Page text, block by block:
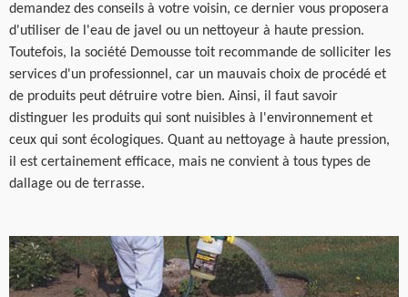
demandez des conseils à votre voisin, ce dernier vous proposera
d'utiliser de l'eau de javel ou un nettoyeur à haute pression.
Toutefois, la société Demousse toit recommande de solliciter les
services d'un professionnel, car un mauvais choix de procédé et
de produits peut détruire votre bien. Ainsi, il faut savoir
distinguer les produits qui sont nuisibles à l'environnement et
ceux qui sont écologiques. Quant au nettoyage à haute pression,
il est certainement efficace, mais ne convient à tous types de
dallage ou de terrasse.